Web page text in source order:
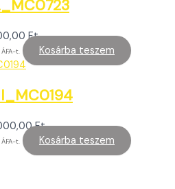
Ft
t. Kosárba teszem
Ft
t. Kosárba teszem